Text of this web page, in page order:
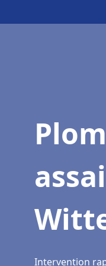
Intervention